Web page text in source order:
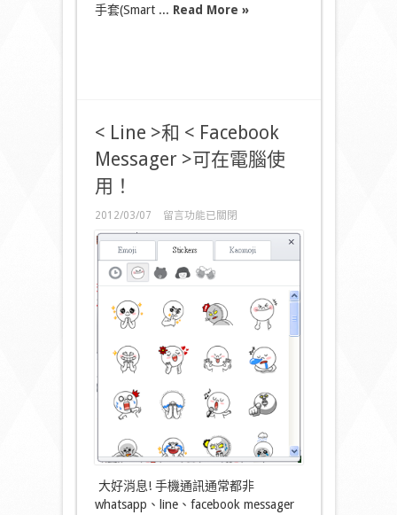
手套(Smart ... Read More »
< Line >和 < Facebook
Messager >可在電腦使
用！
2012/03/07
在
Line
和
<
Messager
>
在
電
使
用！〉
留言功能已關閉
大好消息! 手機通訊通常都非
whatsapp、line、facebook messager